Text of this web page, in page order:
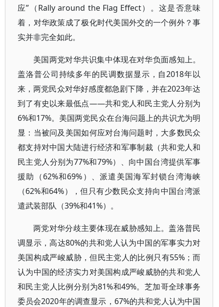
应”（Rally around the Flag Effect）。这是否意味
着，对华政策成了极化时代美国外交的一个例外？事
实并非完全如此。
美国两党对华共识集中体现在对华负面感知上。
盖洛普公司持续多年的民调数据显示，自2018年以
来，两党民众对华好感度都急剧下降，并在2023年达
到了有史以来最低点——共和党人和民主党人分别为
6%和17%。美国两党民众在台海问题上的共识尤为明
显：当被问及美国如何应对台海问题时，大多数民众
都支持对中国大陆进行经济和军事制裁（共和党人和
民主党人分别为77%和79%）、向中国台湾提供军事
援助（62%和69%）、派遣美国海军封锁台湾海峡
（62%和64%），但只有少数民众支持向中国台湾派
遣武装部队（39%和41%）。
两党对华分歧主要体现在威胁感知上。盖洛普民
调显示，高达80%的共和党人认为中国的军事实力对
美国构成严峻威胁，但民主党人的比例只有55%；而
认为中国的经济实力对美国构成严峻威胁的共和党人
和民主党人比例分别为81%和49%。芝加哥全球事务
委员会2020年的调查显示，67%的共和党人认为中国